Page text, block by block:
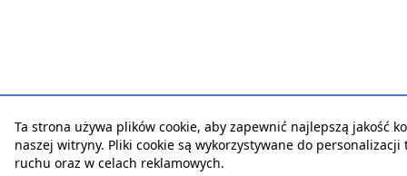
Ta strona używa plików cookie, aby zapewnić najlepszą jakość
naszej witryny. Pliki cookie są wykorzystywane do personalizacji
ruchu oraz w celach reklamowych.